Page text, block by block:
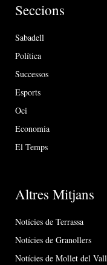
Seccions
Sabadell
Política
Successos
Esports
Oci
Economia
El Temps
Altres Mitjans
Notícies de Terrassa
Notícies de Granollers
Notícies de Mollet del